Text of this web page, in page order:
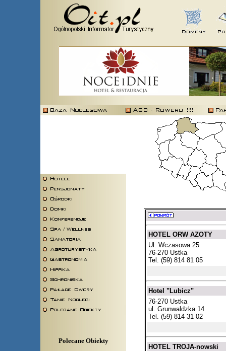
Polecane Obiekty
HOTEL ORW AZOTY
Ul. Wczasowa 25
76-270 Ustka
Tel. (59) 814 81 05
Hotel "Lubicz"
76-270 Ustka
ul. Grunwaldzka 14
Tel. (59) 814 31 02
HOTEL TROJA-nowski